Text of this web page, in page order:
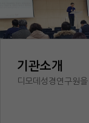
기관소개
디모데성경연구원